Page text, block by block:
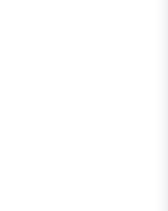
en brandalarm i en bygning